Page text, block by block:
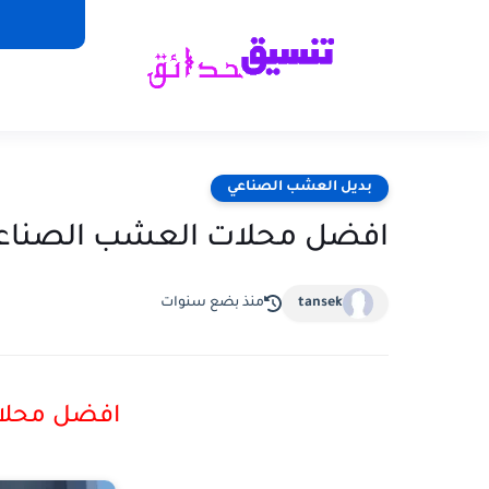
بديل العشب الصناعي
افضل محلات العشب
tansek منذ بضع سنوات
افضل